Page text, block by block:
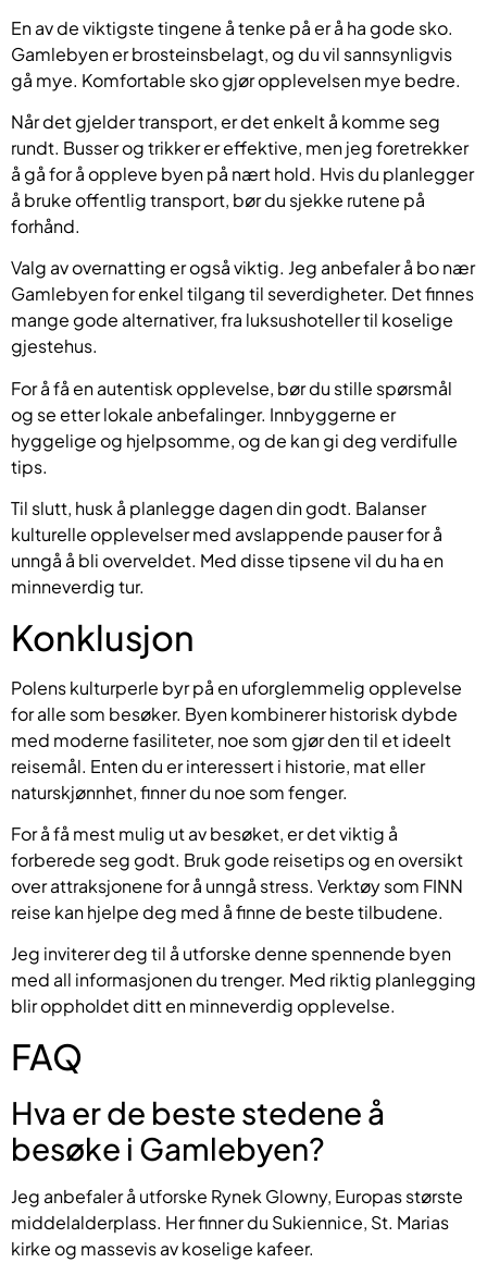
En av de viktigste tingene å tenke på er å ha gode sko.
Gamlebyen er brosteinsbelagt, og du vil sannsynligvis
gå mye. Komfortable sko gjør opplevelsen mye bedre.
Når det gjelder transport, er det enkelt å komme seg
rundt. Busser og trikker er effektive, men jeg foretrekker
å gå for å oppleve byen på nært hold. Hvis du planlegger
å bruke offentlig transport, bør du sjekke rutene på
forhånd.
Valg av overnatting er også viktig. Jeg anbefaler å bo nær
Gamlebyen for enkel tilgang til severdigheter. Det finnes
mange gode alternativer, fra luksushoteller til koselige
gjestehus.
For å få en autentisk opplevelse, bør du stille spørsmål
og se etter lokale anbefalinger. Innbyggerne er
hyggelige og hjelpsomme, og de kan gi deg verdifulle
tips.
Til slutt, husk å planlegge dagen din godt. Balanser
kulturelle opplevelser med avslappende pauser for å
unngå å bli overveldet. Med disse tipsene vil du ha en
minneverdig tur.
Konklusjon
Polens kulturperle byr på en uforglemmelig opplevelse
for alle som besøker. Byen kombinerer historisk dybde
med moderne fasiliteter, noe som gjør den til et ideelt
reisemål. Enten du er interessert i historie, mat eller
naturskjønnhet, finner du noe som fenger.
For å få mest mulig ut av besøket, er det viktig å
forberede seg godt. Bruk gode reisetips og en oversikt
over attraksjonene for å unngå stress. Verktøy som FINN
reise kan hjelpe deg med å finne de beste tilbudene.
Jeg inviterer deg til å utforske denne spennende byen
med all informasjonen du trenger. Med riktig planlegging
blir oppholdet ditt en minneverdig opplevelse.
FAQ
Hva er de beste stedene å
besøke i Gamlebyen?
Jeg anbefaler å utforske Rynek Glowny, Europas største
middelalderplass. Her finner du Sukiennice, St. Marias
kirke og massevis av koselige kafeer.